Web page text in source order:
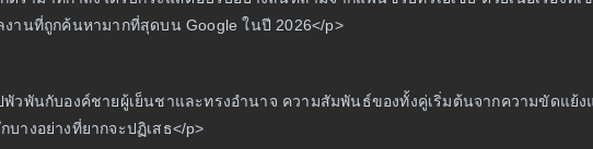
านที่ถูกค้นหามากที่สุดบน Google ในปี 2026</p>
วพันกับองค์ชายผู้เย็นชาและทรงอำนาจ ความสัมพันธ์ของทั้งคู่เริ่มต้นจากความขัดแย้ง
างอย่างที่ยากจะปฏิเสธ</p>